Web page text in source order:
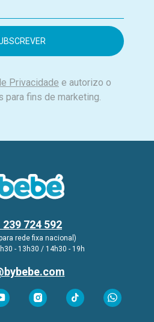
Privacidade e autorizo o
fins de marketing.
239 724 592
rede fixa nacional)
- 13h30 / 14h30 - 19h